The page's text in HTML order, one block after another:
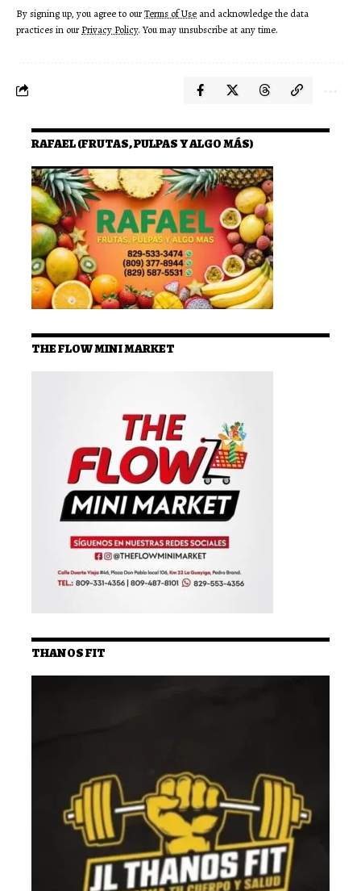
By signing up, you agree to ourTerms of Use and acknowledge the data
practices in ourPrivacy Policy. You may unsubscribe at any time.
RAFAEL (FRUTAS, PULPAS Y ALGO MÁS)
THE FLOW MINI MARKET
THANOS FIT